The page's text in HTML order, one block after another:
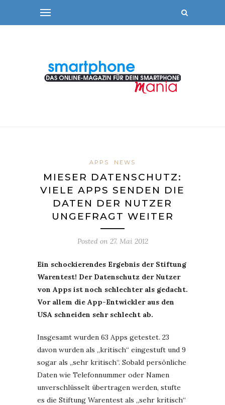
APPS NEWS
MIESER DATENSCHUTZ:
VIELE APPS SENDEN DIE
DATEN DER NUTZER
UNGEFRAGT WEITER
Posted on 27. Mai 2012
Ein schockierendes Ergebnis der Stiftung
Warentest! Der Datenschutz der Nutzer
von Apps ist noch schlechter als gedacht.
Vor allem die App-Entwickler aus den
USA schneiden sehr schlecht ab.
Insgesamt wurden 63 Apps getestet. 23
davon wurden als „kritisch“ eingestuft und 9
sogar als „sehr kritisch“. Sobald persönliche
Daten wie Telefonnummer oder Namen
unverschlüsselt übertragen werden, stufte
es die Stiftung Warentest als „sehr kritisch“